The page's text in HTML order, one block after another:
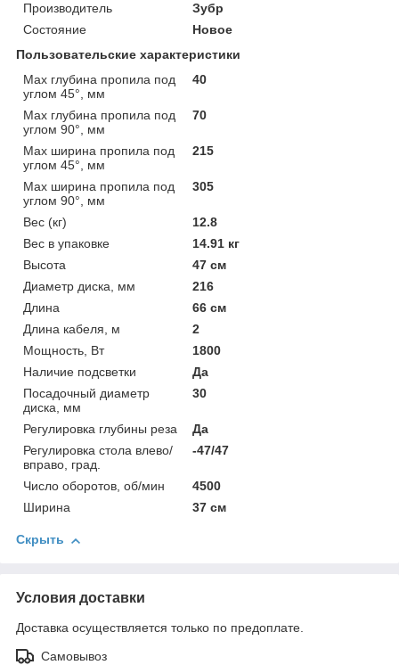
Производитель
Зубр
Состояние
Новое
Пользовательские характеристики
Max глубина пропила под
углом 45°, мм
40
Max глубина пропила под
углом 90°, мм
70
Max ширина пропила под
углом 45°, мм
215
Max ширина пропила под
углом 90°, мм
305
Вес (кг)
12.8
Вес в упаковке
14.91 кг
Высота
47 см
Диаметр диска, мм
216
Длина
66 см
Длина кабеля, м
2
Мощность, Вт
1800
Наличие подсветки
Да
Посадочный диаметр
диска, мм
30
Регулировка глубины реза
Да
Регулировка стола влево/
вправо, град.
-47/47
Число оборотов, об/мин
4500
Ширина
37 см
Скрыть
Условия доставки
Доставка осуществляется только по предоплате.
Самовывоз